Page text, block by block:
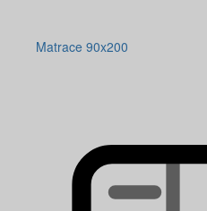
Matrace 90x200